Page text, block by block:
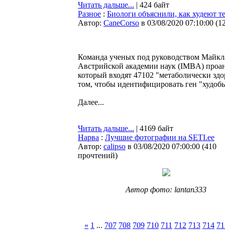
Читать дальше... | 424 байт
Разное : Биологи объяснили, как худеют
Автор: CaneCorso в 03/08/2020 07:10:00 (
Команда ученых под руководством
Австрийской академии наук (IMBA)
который входят 47102 "метаболически
том, чтобы идентифицировать ген
Далее...
Читать дальше... | 4169 байт
Нарва : Лучшие фотографии на SETI.ee
Автор: calipso в 03/08/2020 07:00:00 (410
прочтений)
Автор фото: lantan333
« 1 ... 707 708 709 710 711 712 713 714